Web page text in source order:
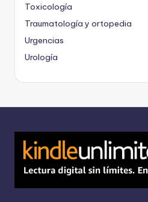
Toxicología
Traumatología y ortopedia
Urgencias
Urología